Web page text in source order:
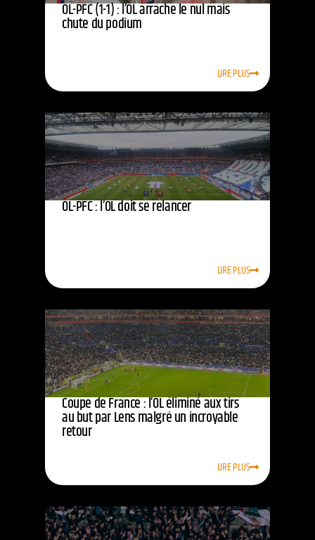
OL-PFC (1-1) : l’OL arrache le nul mais
chute du podium
LIRE PLUS
OL-PFC : l’OL doit se relancer
LIRE PLUS
Coupe de France : l’OL éliminé aux tirs
au but par Lens malgré un incroyable
retour
LIRE PLUS